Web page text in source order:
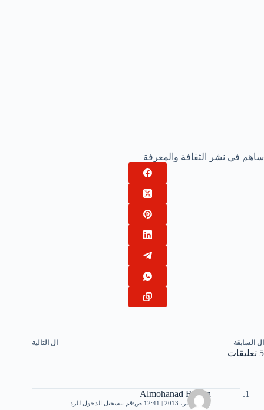
ساهم في نشر الثقافة والمعرفة
ال السابقة ال التالية
5 تعليقات
Almohanad Reslan
20 ديسمبر، 2013 | 12:41 ص قم بتسجيل الدخول للرد